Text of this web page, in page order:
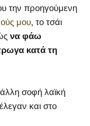
την προηγούμενη
μου, το τσάι
να φάω
κατά τη
σοφή λαϊκή
και στο